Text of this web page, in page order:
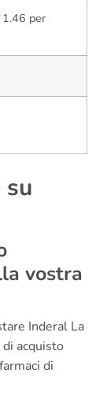
1.46 per
vostra
Inderal La
acquisto
di